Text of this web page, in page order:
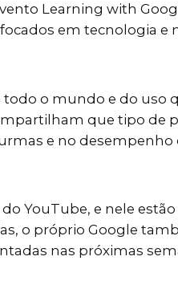
Learning with
em tecnologia e
o mundo e do uso
que tipo de
e no desempenho
YouTube, e nele
o próprio Google
nas próximas